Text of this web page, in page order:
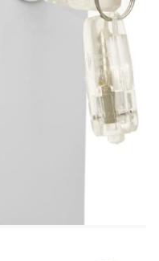
се отварят докрай
Letter, A4,
със спирачка,